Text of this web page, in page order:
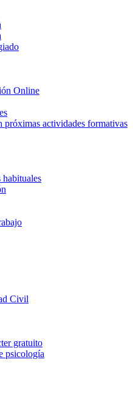
Online
actividades formativas
habituales
Civil
gratuito
psicología